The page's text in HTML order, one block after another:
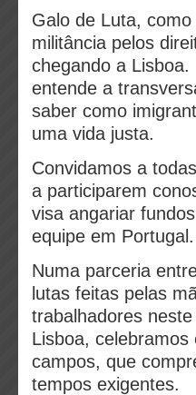
Galo de Luta,
militância pelos
chegando a
entende a
saber como
uma vida justa.
Convidamos a
a participarem
visa angariar
equipe em Portugal.
Numa parceria
lutas feitas pelas
trabalhadores
Lisboa,
campos, que
tempos exigentes.